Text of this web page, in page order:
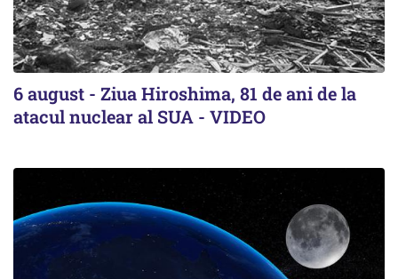
6 august - Ziua Hiroshima, 81 de ani de la
atacul nuclear al SUA - VIDEO